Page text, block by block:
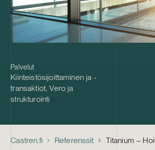
Palvelut
Kiinteistösijoittaminen ja -
transaktiot,Vero ja
strukturointi
Castren.fi Referenssit